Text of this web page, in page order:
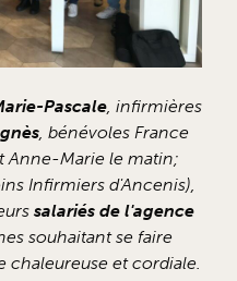
Pascale, infirmières
, bénévoles France
Anne-Marie le matin;
Infirmiers d'Ancenis),
salariés de l'agence
souhaitant se faire
chaleureuse et cordiale.